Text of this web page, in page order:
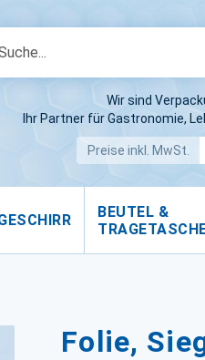
Wir sind
Ihr Partner für Gastronomie,
Preise inkl. MwSt.
BEUTEL &
Folie,